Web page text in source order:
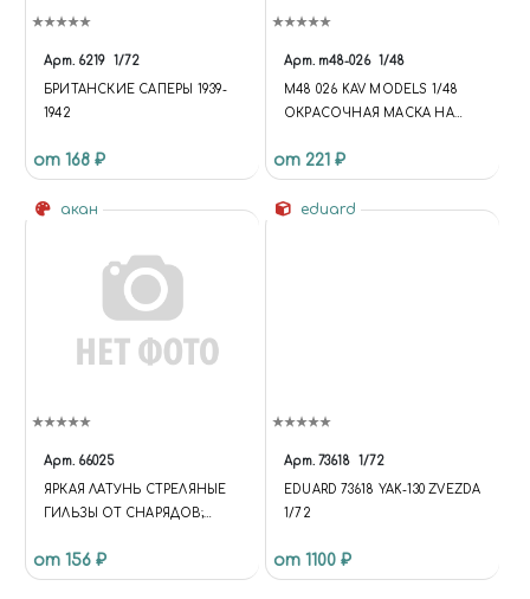
Арт. 6219 1/72
БРИТАНСКИЕ САПЕРЫ 1939-
1942
от 168 ₽
Арт. m48-026 1/48
M48 026 KAV MODELS 1/48
ОКРАСОЧНАЯ МАСКА НА
от 221 ₽
акан
Арт. 66025
ЯРКАЯ ЛАТУНЬ СТРЕЛЯНЫЕ
ГИЛЬЗЫ ОТ СНАРЯДОВ;
НАГАНА
от 156 ₽
eduard
Арт. 73618 1/72
EDUARD 73618 YAK-130 ZVEZDA
1/72
от 1100 ₽